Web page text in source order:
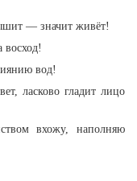
— значит живёт!
вод!
ласково гладит лицо
вхожу, наполняю